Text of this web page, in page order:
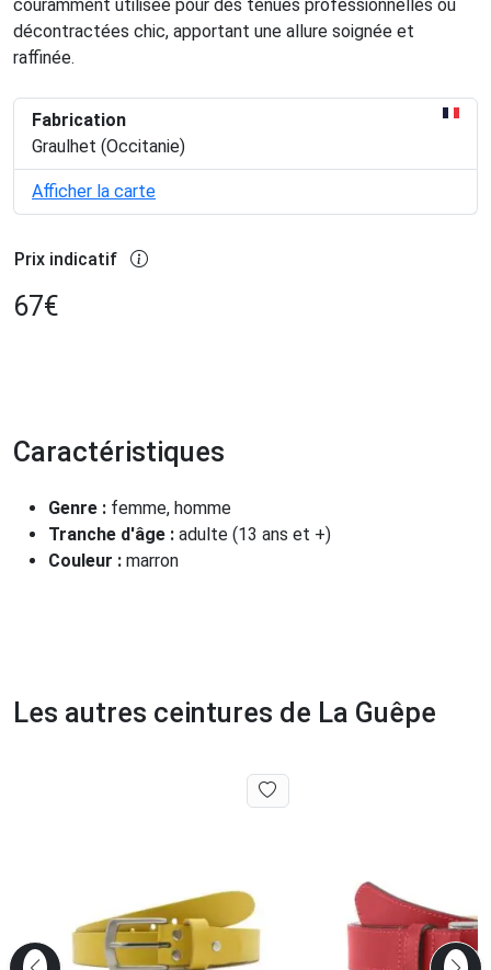
couramment utilisée pour des tenues professionnelles ou
décontractées chic, apportant une allure soignée et
raffinée.
Fabrication
Graulhet (Occitanie)
Afficher la carte
Prix indicatif
67€
Caractéristiques
Genre : femme, homme
Tranche d'âge : adulte (13 ans et +)
Couleur : marron
Les autres ceintures de La Guêpe